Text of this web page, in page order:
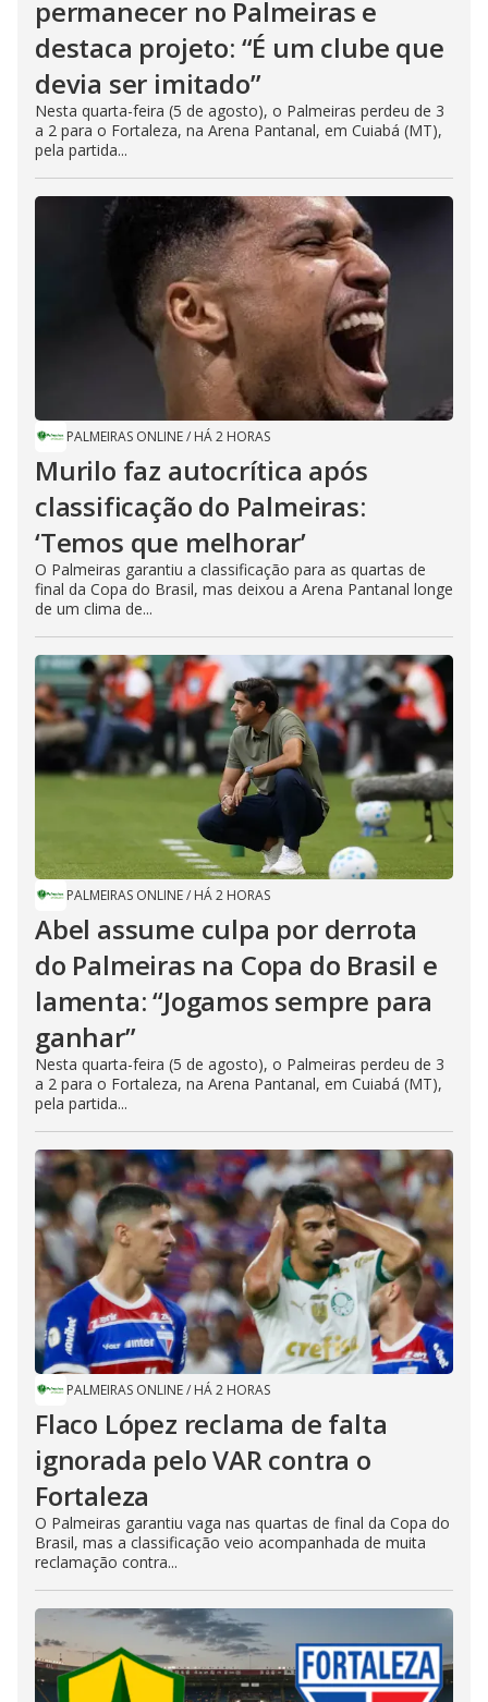
permanecer no Palmeiras e
destaca projeto: “É um clube que
devia ser imitado”
Nesta quarta-feira (5 de agosto), o Palmeiras perdeu de 3
a 2 para o Fortaleza, na Arena Pantanal, em Cuiabá (MT),
pela partida...
PALMEIRAS ONLINE/ HÁ 2 HORAS
Murilo faz autocrítica após
classificação do Palmeiras:
‘Temos que melhorar’
O Palmeiras garantiu a classificação para as quartas de
final da Copa do Brasil, mas deixou a Arena Pantanal longe
de um clima de...
PALMEIRAS ONLINE/ HÁ 2 HORAS
Abel assume culpa por derrota
do Palmeiras na Copa do Brasil e
lamenta: “Jogamos sempre para
ganhar”
Nesta quarta-feira (5 de agosto), o Palmeiras perdeu de 3
a 2 para o Fortaleza, na Arena Pantanal, em Cuiabá (MT),
pela partida...
PALMEIRAS ONLINE/ HÁ 2 HORAS
Flaco López reclama de falta
ignorada pelo VAR contra o
Fortaleza
O Palmeiras garantiu vaga nas quartas de final da Copa do
Brasil, mas a classificação veio acompanhada de muita
reclamação contra...